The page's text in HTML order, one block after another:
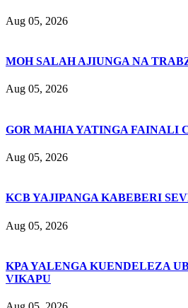
Aug 05, 2026
MOH SALAH AJIUNGA NA
Aug 05, 2026
GOR MAHIA YATINGA FAINALI
Aug 05, 2026
KCB YAJIPANGA KABEBERI
Aug 05, 2026
KPA YALENGA KUENDELEZA
VIKAPU